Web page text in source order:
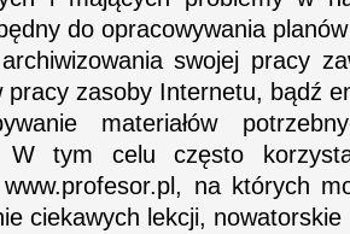
do opracowywania
swojej pracy
pracy zasoby Internetu, bądź
materiałów
W tym celu często
na których
ciekawych lekcji,